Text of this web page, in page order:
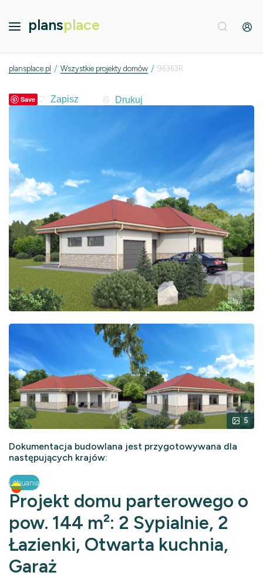
plansplace
plansplace.pl / Wszystkie projekty domów / 96363R
Save Drukuj
5
Dokumentacja budowlana jest przygotowywana dla
następujących krajów:
Lithuania
Projekt domu parterowego o
pow. 144 m²: 2 Sypialnie, 2
Łazienki, Otwarta kuchnia,
Garaż